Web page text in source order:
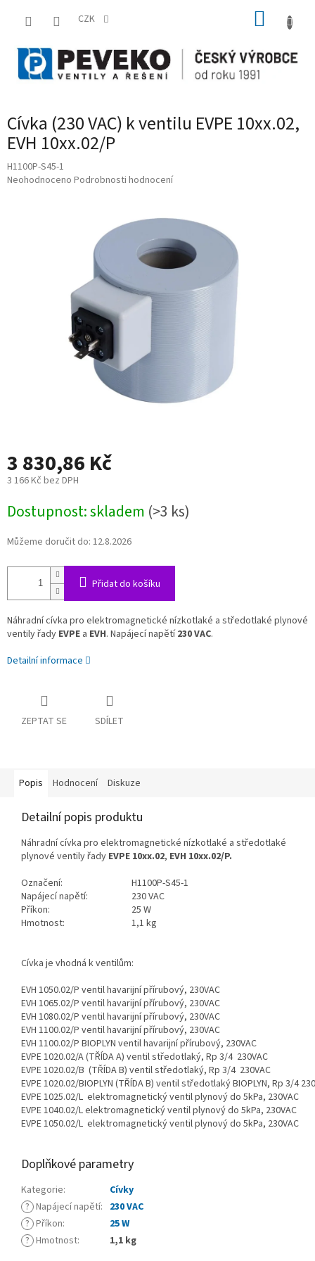
CZK
Cívka (230 VAC) k ventilu EVPE 10xx.02,
EVH 10xx.02/P
H1100P-S45-1
Průměrné
Neohodnoceno Podrobnosti hodnocení
3 830,86 Kč
3 166 Kč bez DPH
cena:
Dostupnost: skladem (>3 ks)
Můžeme doručit do: 12.8.2026
Přidat do košíku
Náhradní cívka pro elektromagnetické nízkotlaké a středotlaké plynové
ventily řady EVPE a EVH. Napájecí napětí230 VAC.
Detailní informace
ZEPTAT SE SDÍLET
Popis Hodnocení Diskuze
Detailní popis produktu
Náhradní cívka pro elektromagnetické nízkotlaké a středotlaké
plynové ventily řady EVPE 10xx.02, EVH 10xx.02/P.
Označení:
H1100P-S45-1
Napájecí napětí:
230 VAC
Příkon:
25 W
Hmotnost:
1,1 kg
Cívka je vhodná k ventilům:
EVH 1050.02/P ventil havarijní přírubový, 230VAC
EVH 1065.02/P ventil havarijní přírubový, 230VAC
EVH 1080.02/P ventil havarijní přírubový, 230VAC
EVH 1100.02/P ventil havarijní přírubový, 230VAC
EVH 1100.02/P BIOPLYN ventil havarijní přírubový, 230VAC
EVPE 1020.02/A (TŘÍDA A) ventil středotlaký, Rp 3/4 230VAC
EVPE 1020.02/B (TŘÍDA B) ventil středotlaký, Rp 3/4 230VAC
EVPE 1020.02/BIOPLYN (TŘÍDA B) ventil středotlaký BIOPLYN, Rp 3/4
EVPE 1025.02/L elektromagnetický ventil plynový do 5kPa, 230VAC
EVPE 1040.02/L elektromagnetický ventil plynový do 5kPa, 230VAC
EVPE 1050.02/L elektromagnetický ventil plynový do 5kPa, 230VAC
Doplňkové parametry
Kategorie:
Cívky
? Napájecí napětí: 230 VAC
? Příkon:
25 W
? Hmotnost: 1,1 kg